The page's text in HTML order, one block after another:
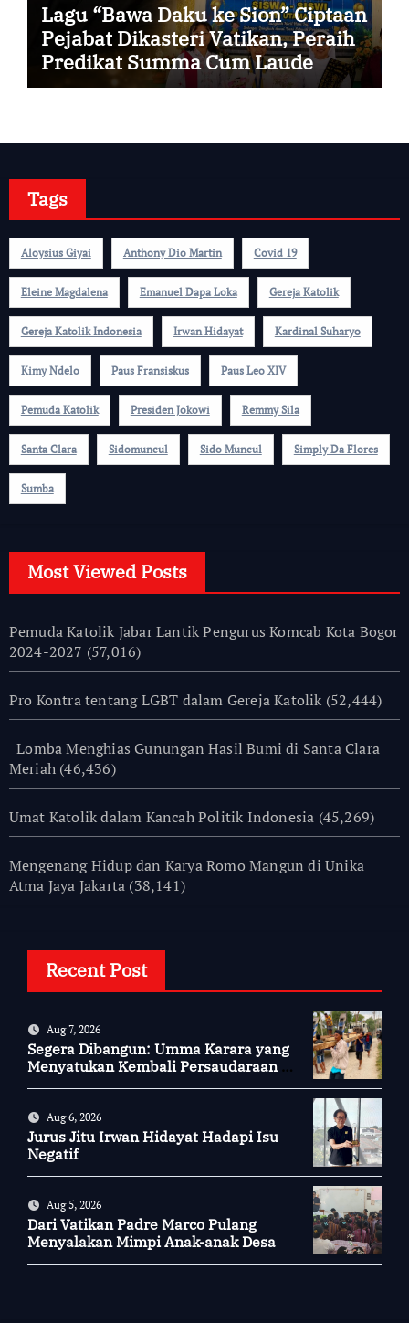
Lagu “Bawa Daku ke Sion” Ciptaan
Pejabat Dikasteri Vatikan, Peraih
Predikat Summa Cum Laude
Tags
Aloysius Giyai Anthony Dio Martin Covid 19
Eleine Magdalena Emanuel Dapa Loka Gereja Katolik
Gereja Katolik Indonesia Irwan Hidayat Kardinal Suharyo
Kimy Ndelo Paus Fransiskus Paus Leo XIV
Pemuda Katolik Presiden Jokowi Remmy Sila
Santa Clara Sidomuncul Sido Muncul Simply Da Flores
Sumba
Most Viewed Posts
Pemuda Katolik Jabar Lantik Pengurus Komcab Kota Bogor
2024-2027 (57,016)
Pro Kontra tentang LGBT dalam Gereja Katolik (52,444)
Lomba Menghias Gunungan Hasil Bumi di Santa Clara
Meriah (46,436)
Umat Katolik dalam Kancah Politik Indonesia (45,269)
Mengenang Hidup dan Karya Romo Mangun di Unika
Atma Jaya Jakarta (38,141)
Recent Post
Aug 7, 2026
Segera Dibangun: Umma Karara yang
Menyatukan Kembali Persaudaraan di
Aug 6, 2026
Jurus Jitu Irwan Hidayat Hadapi Isu
Negatif
Aug 5, 2026
Dari Vatikan Padre Marco Pulang
Menyalakan Mimpi Anak-anak Desa